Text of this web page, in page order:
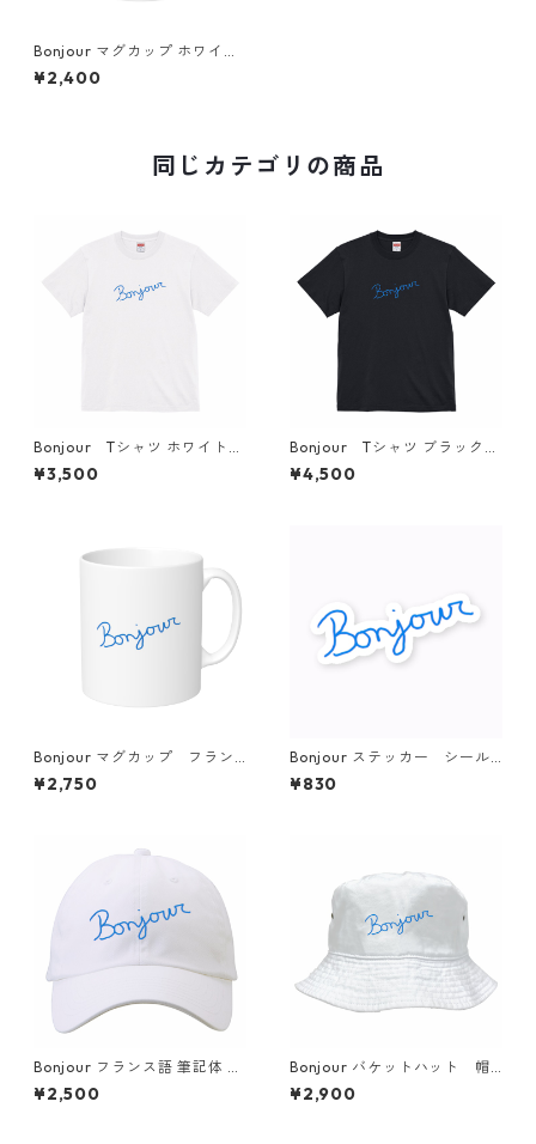
Bonjour マグカップ ホワイト
フランス語 筆記体 アートデザ
イン simple art
¥2,400
同じカテゴリの商品
Bonjour Tシャツ ホワイト
フランス語 筆記体 アートデザ
インTシャツ simple fashiona
¥3,500
Bonjour Tシャツ ブラック
フランス語 筆記体 アートデザ
インTシャツ simple fashiona
¥4,500
Bonjour マグカップ フラン
ス語 筆記体 アートデザイン
シンプル simple
¥2,750
Bonjour ステッカー シール
sticker simple
¥830
Bonjour フランス語 筆記体 キ
ャップ ホワイト 白 帽
子 simple fashionable
¥2,500
Bonjour バケットハット 帽
子 simple fashionable
¥2,900